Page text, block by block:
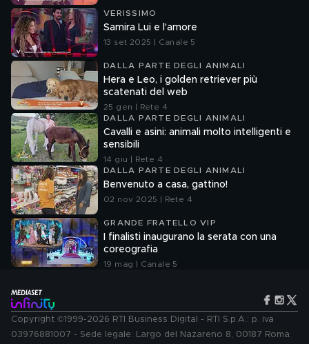
VERISSIMO
Samira Lui e l'amore
13 set 2025 | Canale 5
DALLA PARTE DEGLI ANIMALI
Hera e Leo, i golden retriever più
scatenati del web
25 gen | Rete 4
DALLA PARTE DEGLI ANIMALI
Cavalli e asini: animali molto intelligenti e
sensibili
14 giu | Rete 4
DALLA PARTE DEGLI ANIMALI
Benvenuto a casa, gattino!
02 nov 2025 | Rete 4
GRANDE FRATELLO VIP
I finalisti inaugurano la serata con una
coreografia
19 mag | Canale 5
Copyright ©1999-2026 RTI Business Digital - RTI S.p.A.: p. iva
03976881007 - Sede legale: Largo del Nazareno 8, 00187 Roma.